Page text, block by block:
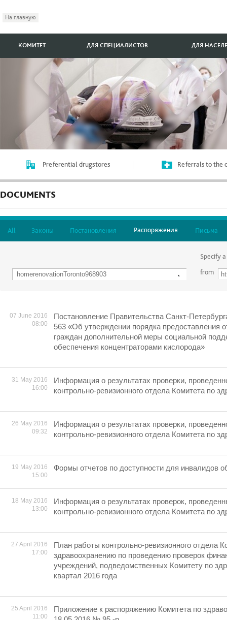
На главную
КОМИТЕТ ДЛЯ СПЕЦИАЛИСТОВ ДЛЯ
Preferential drugstores Referrals to the
DOCUMENTS
All Законы Постановления Распоряжения Письма
Specify
from
07 June 2016
08:00
Постановление Правительства Санкт-
563 «Об утверждении порядка предоставления
граждан дополнительной меры социальной
обеспечения концентраторами кислорода»
31 May 2016
16:00
Информация о результатах проверки,
контрольно-ревизионного отдела Комитета по
26 May 2016
09:32
Информация о результатах проверки,
контрольно-ревизионного отдела Комитета по
19 May 2016
15:00
Формы отчетов по доступности для инвалидов
18 May 2016
13:00
Информация о результатах проверок,
контрольно-ревизионного отдела Комитета по
27 April 2016
17:00
План работы контрольно-ревизионного отдела
здравоохранению по проведению проверок
учреждений, подведомственных Комитету по
квартал 2016 года
25 April 2016
11:00
Приложение к распоряжению Комитета по